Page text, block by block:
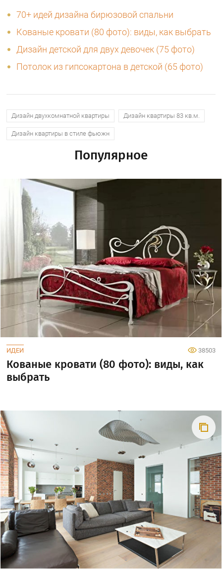
70+ идей дизайна бирюзовой спальни
Кованые кровати (80 фото): виды, как выбрать
Дизайн детской для двух девочек (75 фото)
Потолок из гипсокартона в детской (65 фото)
Дизайн двухкомнатной квартиры Дизайн квартиры 83 кв.м.
Дизайн квартиры в стиле фьюжн
Популярное
ИДЕИ 38503
Кованые кровати (80 фото): виды, как
выбрать